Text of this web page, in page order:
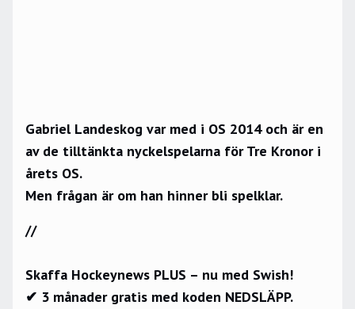
Gabriel Landeskog var med i OS 2014 och är en
av de tilltänkta nyckelspelarna för Tre Kronor i
årets OS.
Men frågan är om han hinner bli spelklar.
//
Skaffa Hockeynews PLUS – nu med Swish!
✔ 3 månader gratis med koden NEDSLÄPP.